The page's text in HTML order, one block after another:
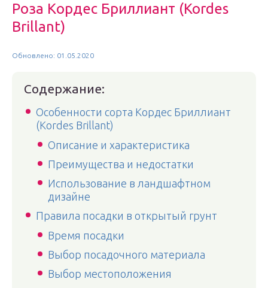
Роза Кордес Бриллиант (Kordes
Brillant)
Обновлено: 01.05.2020
Содержание:
Особенности сорта Кордес Бриллиант
(Kordes Brillant)
Описание и характеристика
Преимущества и недостатки
Использование в ландшафтном
дизайне
Правила посадки в открытый грунт
Время посадки
Выбор посадочного материала
Выбор местоположения